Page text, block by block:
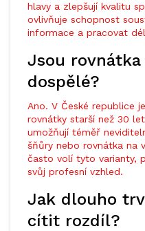
hlavy a zlepšují kvalitu
ovlivňuje schopnost
informace a pracovat
Jsou
dospělé?
Ano. V České republice
rovnátky starší než 30
umožňují téměř
šňůry nebo rovnátka na
často volí tyto varianty,
svůj profesní vzhled.
Jak dlouho
cítit rozdíl?